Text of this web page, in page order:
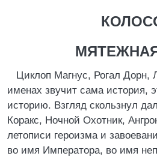
Циклоп Магнус, Рогал Дорн,
именах звучит сама история,
историю. Взгляд скользнул
Коракс, Ночной Охотник,
летописи героизма и
во имя Императора, во имя